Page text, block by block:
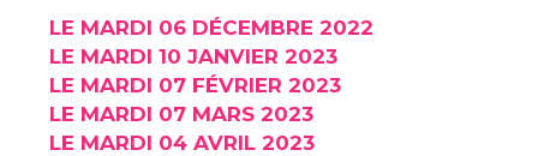
LE MARDI 06 DÉCEMBRE 2022
LE MARDI 10 JANVIER 2023
LE MARDI 07 FÉVRIER 2023
LE MARDI 07 MARS 2023
LE MARDI 04 AVRIL 2023